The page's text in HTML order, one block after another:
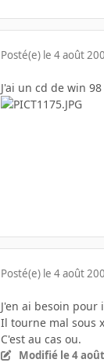
Posté(e) le 4 août
J'ai un cd de win
Posté(e) le 4 août
J'en ai besoin
Il tourne mal sous
C'est au cas ou.
Modifié le 4